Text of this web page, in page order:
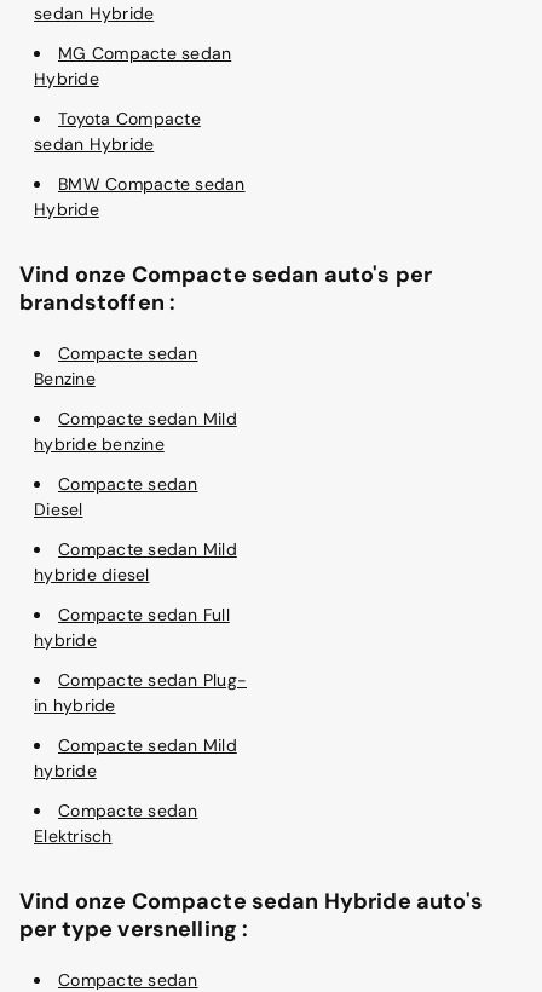
sedan Hybride
MG Compacte sedan
Hybride
Toyota Compacte
sedan Hybride
BMW Compacte sedan
Hybride
Vind onze Compacte sedan auto's per
brandstoffen :
Compacte sedan
Benzine
Compacte sedan Mild
hybride benzine
Compacte sedan
Diesel
Compacte sedan Mild
hybride diesel
Compacte sedan Full
hybride
Compacte sedan Plug-
in hybride
Compacte sedan Mild
hybride
Compacte sedan
Elektrisch
Vind onze Compacte sedan Hybride auto's
per type versnelling :
Compacte sedan